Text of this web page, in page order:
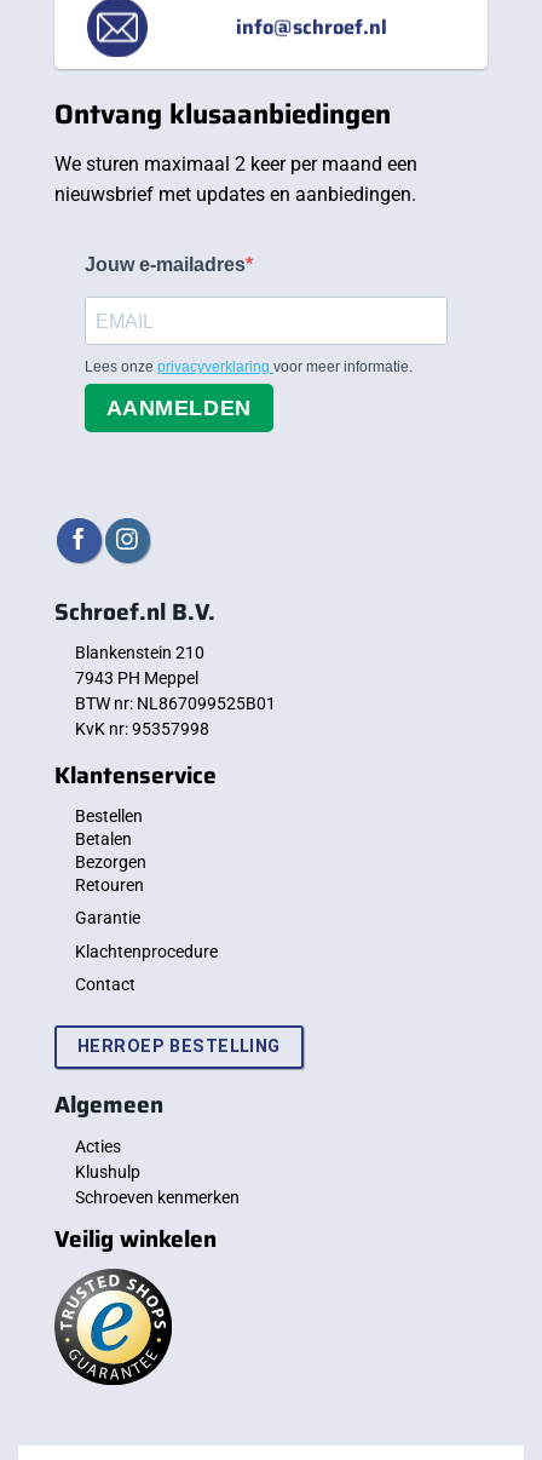
info@schroef.nl
Ontvang klusaanbiedingen
We sturen maximaal 2 keer per maand een
nieuwsbrief met updates en aanbiedingen.
Jouw e-mailadres
Lees onze privacyverklaring voor meer informatie.
AANMELDEN
Schroef.nl B.V.
Blankenstein 210
7943 PH Meppel
BTW nr: NL867099525B01
KvK nr: 95357998
Klantenservice
Bestellen
Betalen
Bezorgen
Retouren
Garantie
Klachtenprocedure
Contact
HERROEP BESTELLING
Algemeen
Acties
Klushulp
Schroeven kenmerken
Veilig winkelen